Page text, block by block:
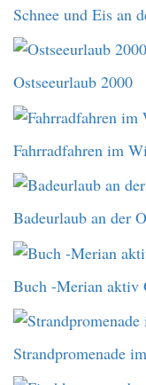
Schnee und Eis an
Ostseeurlaub 2000
Fahrradfahren im
Badeurlaub an der
Buch -Merian aktiv
Strandpromenade